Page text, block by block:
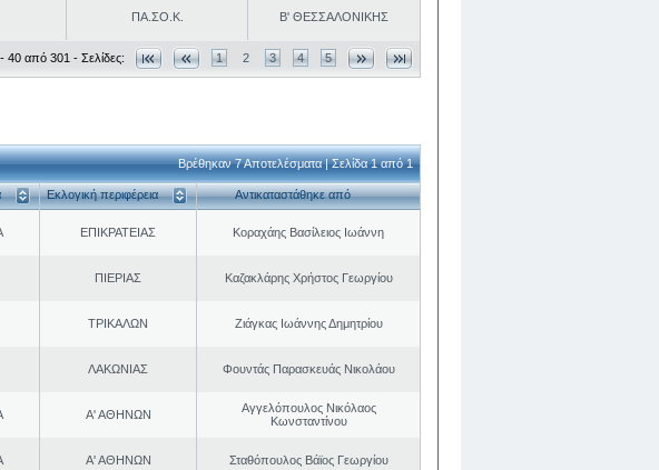
ΠΑ.ΣΟ.Κ. Β' ΘΕΣΣΑΛΟΝΙΚΗΣ
40 από 301 - Σελίδες: 1 2 3 4 5
Βρέθηκαν 7 Αποτελέσματα | Σελίδα 1 από 1
Εκλογική περιφέρεια Αντικαταστάθηκε από
ΕΠΙΚΡΑΤΕΙΑΣ Κοραχάης Βασίλειος Ιωάννη
ΠΙΕΡΙΑΣ Καζακλάρης Χρήστος Γεωργίου
ΤΡΙΚΑΛΩΝ Ζιάγκας Ιωάννης Δημητρίου
ΛΑΚΩΝΙΑΣ Φουντάς Παρασκευάς Νικολάου
Α' ΑΘΗΝΩΝ
Αγγελόπουλος Νικόλαος
Κωνσταντίνου
Α' ΑΘΗΝΩΝ Σταθόπουλος Βάϊος Γεωργίου